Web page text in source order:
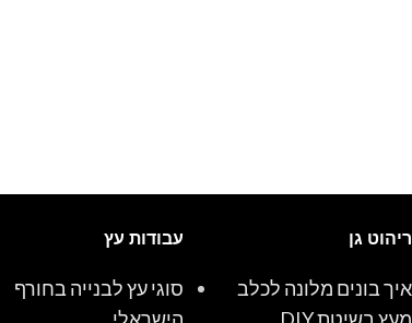
ריהוט גן
איך בונים מלונה לכלב
עבודות עץ
סוגי עץ לבנייה בחורף